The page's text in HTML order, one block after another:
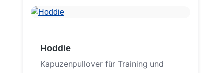
Hoddie
Kapuzenpullover für Training und